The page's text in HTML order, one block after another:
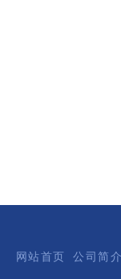
网站首页 公司简